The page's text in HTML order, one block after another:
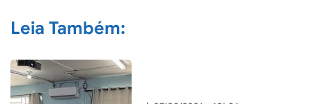
Leia Também: